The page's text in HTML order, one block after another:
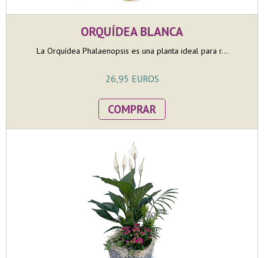
ORQUÍDEA BLANCA
La Orquídea Phalaenopsis es una planta ideal para r...
26,95 EUROS
COMPRAR